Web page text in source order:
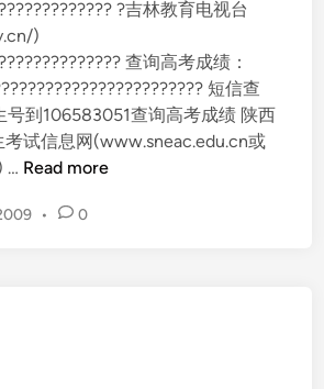
?吉林教育电视台
)
查询高考成绩：
短信查
号到106583051查询高考成绩 陕西
试信息网(www.sneac.edu.cn或
… 2
0
Read more
• 0